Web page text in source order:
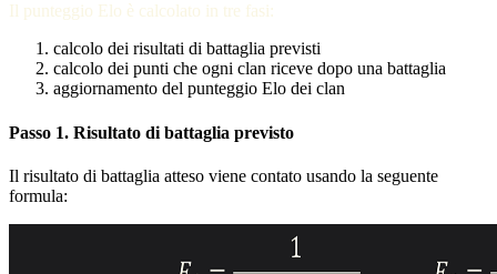
Il punteggio Elo è calcolato in tre fasi:
calcolo dei risultati di battaglia previsti
calcolo dei punti che ogni clan riceve dopo una battaglia
aggiornamento del punteggio Elo dei clan
Passo 1. Risultato di battaglia previsto
Il risultato di battaglia atteso viene contato usando la seguente
formula: